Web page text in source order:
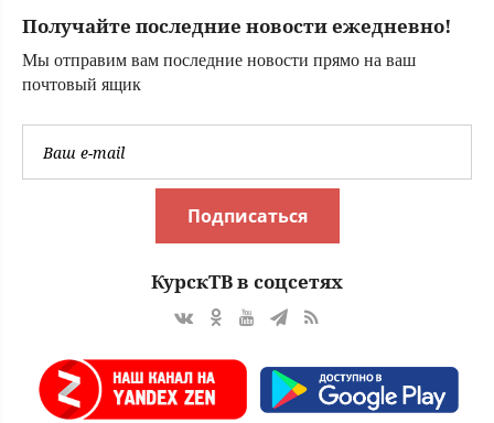
Получайте последние новости ежедневно!
Мы отправим вам последние новости прямо на ваш
почтовый ящик
Подписаться
КурскТВ в соцсетях